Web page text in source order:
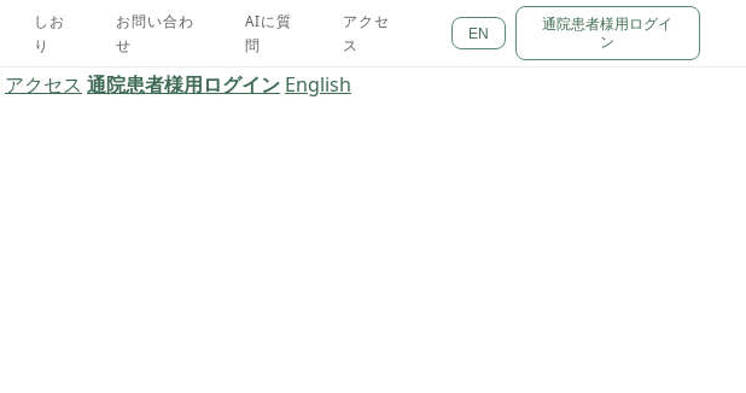
しお
り
お問い合わ
せ
AIに質
問
アクセ
ス
EN
通院患者様用ログイ
ン
アクセス 通院患者様用ログイン English